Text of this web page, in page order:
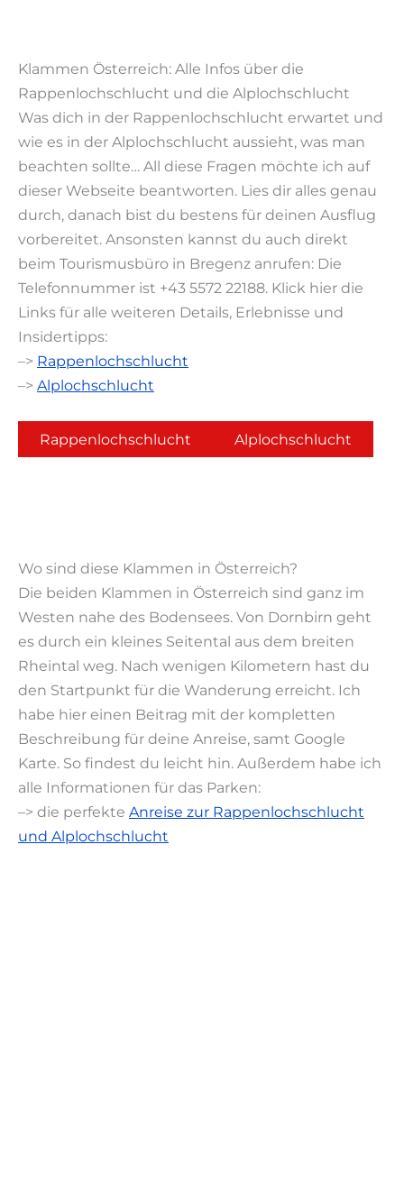
Klammen Österreich: Alle Infos über die
Rappenlochschlucht und die Alplochschlucht
Was dich in der Rappenlochschlucht erwartet und
wie es in der Alplochschlucht aussieht, was man
beachten sollte… All diese Fragen möchte ich auf
dieser Webseite beantworten. Lies dir alles genau
durch, danach bist du bestens für deinen Ausflug
vorbereitet. Ansonsten kannst du auch direkt
beim Tourismusbüro in Bregenz anrufen: Die
Telefonnummer ist +43 5572 22188. Klick hier die
Links für alle weiteren Details, Erlebnisse und
Insidertipps:
–> Rappenlochschlucht
–> Alplochschlucht
Rappenlochschlucht Alplochschlucht
Wo sind diese Klammen in Österreich?
Die beiden Klammen in Österreich sind ganz im
Westen nahe des Bodensees. Von Dornbirn geht
es durch ein kleines Seitental aus dem breiten
Rheintal weg. Nach wenigen Kilometern hast du
den Startpunkt für die Wanderung erreicht. Ich
habe hier einen Beitrag mit der kompletten
Beschreibung für deine Anreise, samt Google
Karte. So findest du leicht hin. Außerdem habe ich
alle Informationen für das Parken:
–> die perfekte Anreise zur Rappenlochschlucht
und Alplochschlucht